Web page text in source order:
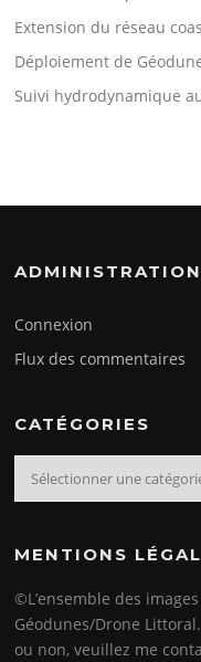
Extension du réseau
Déploiement de
Suivi hydrodynamique
ADMINISTRATION
Connexion
Flux des commentaires
CATÉGORIES
MENTIONS
©L’ensemble des
Géodunes/Drone
ou non, veuillez me